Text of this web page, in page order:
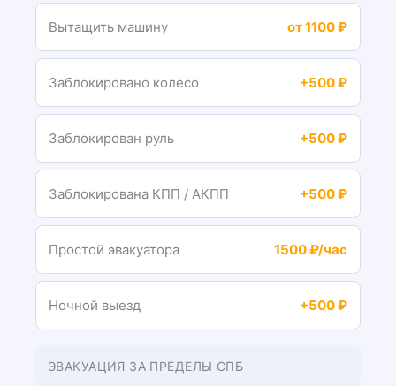
Вытащить машину от 1100 ₽
Заблокировано колесо +500 ₽
Заблокирован руль +500 ₽
Заблокирована КПП / АКПП +500 ₽
Простой эвакуатора 1500 ₽/час
Ночной выезд +500 ₽
ЭВАКУАЦИЯ ЗА ПРЕДЕЛЫ СПБ